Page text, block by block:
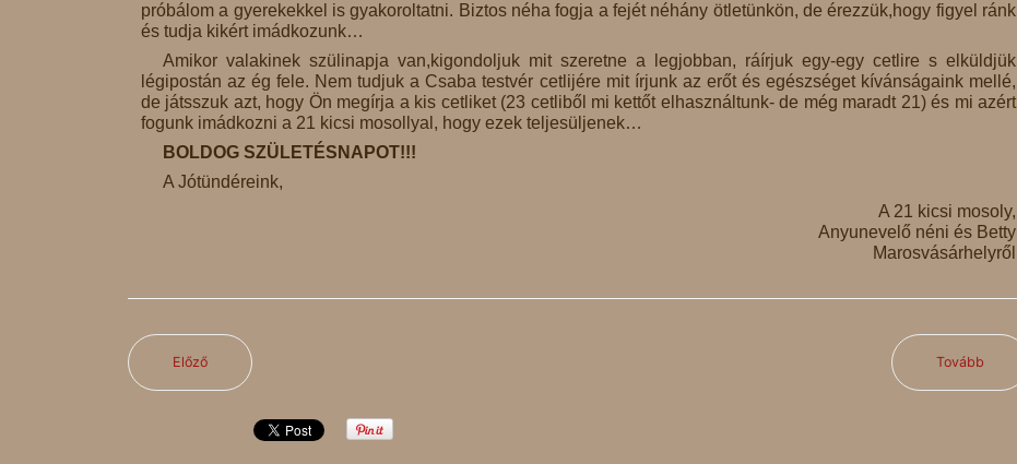
próbálom a gyerekekkel is gyakoroltatni. Biztos néha fogja a fejét néhány ötletünkön, de érezzük,hogy figyel ránk
és tudja kikért imádkozunk…
Amikor valakinek szülinapja van,kigondoljuk mit szeretne a legjobban, ráírjuk egy-egy cetlire s elküldjük
légipostán az ég fele. Nem tudjuk a Csaba testvér cetlijére mit írjunk az erőt és egészséget kívánságaink mellé,
de játsszuk azt, hogy Ön megírja a kis cetliket (23 cetliből mi kettőt elhasználtunk- de még maradt 21) és mi azért
fogunk imádkozni a 21 kicsi mosollyal, hogy ezek teljesüljenek…
BOLDOG SZÜLETÉSNAPOT!!!
A Jótündéreink,
A 21 kicsi mosoly,
Anyunevelő néni és Betty
Marosvásárhelyről
Előző Tovább